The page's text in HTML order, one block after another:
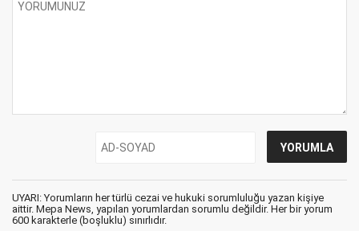
UYARI: Yorumların her türlü cezai ve hukuki sorumluluğu yazan kişiye
aittir. Mepa News, yapılan yorumlardan sorumlu değildir. Her bir yorum
600 karakterle (boşluklu) sınırlıdır.